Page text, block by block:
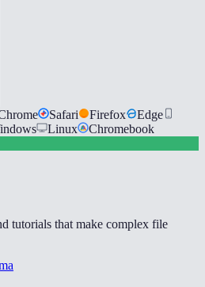
Safari Firefox
Edge
Linux
Chromebook
tutorials that make complex file